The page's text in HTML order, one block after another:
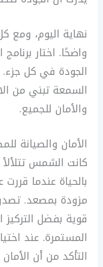
نهاية اليوم، ومع
واضحًا. اختار
الجودة في كل جزء.
السمعة تبني من
والأمان للجميع.
الأمان والصيانة
كانت الشمس
بالحياة عندما
مزودة بمصعد.
قوية بفضل التركيز
المستمرة. عند
التأكد من أن